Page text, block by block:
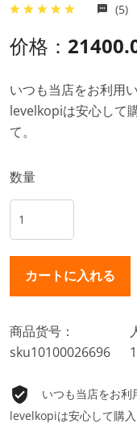
(5)
价格：
いつも当店をお利用
levelkopiは安心して
て。
数量
商品货号：
sku10100026696
いつも当店をお利
levelkopiは安心して購